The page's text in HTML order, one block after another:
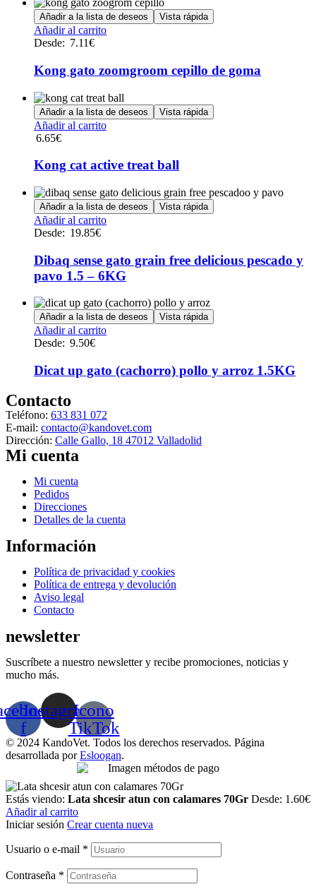
se
pueden
elegir
página
producto
Añadir a la lista de deseos Vista rápida
Añadir al carritoEste
múltiples
variantes.
Las
opciones
se
pueden
la
de
producto
Desde: 7.11€
Kong gato zoomgroom cepillo de goma
Añadir a la lista de deseos Vista rápida
Añadir al carrito
6.65€
Kong cat active treat ball
Añadir a la lista de deseos Vista rápida
Añadir al carritoEste
múltiples
variantes.
Las
se
pueden
elegir
página
Desde: 19.85€
Dibaq sense gato grain free delicious pescado y
pavo 1.5 – 6KG
Añadir a la lista de deseos Vista rápida
Añadir al carritoEste
múltiples
variantes.
se
pueden
elegir
Desde: 9.50€
Dicat up gato (cachorro) pollo y arroz 1.5KG
Contacto
Teléfono: 633 831 072
E-mail: contacto@kandovet.com
Dirección: Calle Gallo, 18 47012 Valladolid
Mi cuenta
Menú
Mi cuenta
Pedidos
Direcciones
Detalles de la cuenta
Información
Menú
Política de privacidad y cookies
Política de entrega y devolución
Aviso legal
Contacto
newsletter
Suscríbete a nuestro newsletter y recibe promociones, noticias y
mucho más.
f
InstagramIcono
TikTok
© 2024 KandoVet. Todos los derechos reservados. Página
desarrollada porEsloogan.
Estás viendo: Lata shcesir atun con calamares 70Gr Desde: 1.60€
Añadir al carrito
Iniciar sesión Crear cuenta nueva
Usuario o e-mail *
Contraseña *